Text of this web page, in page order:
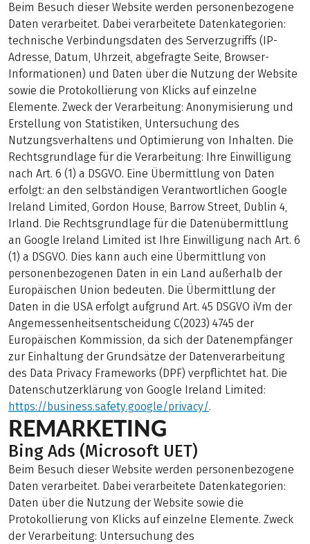
Beim Besuch dieser Website werden personenbezogene
Daten verarbeitet. Dabei verarbeitete Datenkategorien:
technische Verbindungsdaten des Serverzugriffs (IP-
Adresse, Datum, Uhrzeit, abgefragte Seite, Browser-
Informationen) und Daten über die Nutzung der Website
sowie die Protokollierung von Klicks auf einzelne
Elemente. Zweck der Verarbeitung: Anonymisierung und
Erstellung von Statistiken, Untersuchung des
Nutzungsverhaltens und Optimierung von Inhalten. Die
Rechtsgrundlage für die Verarbeitung: Ihre Einwilligung
nach Art. 6 (1) a DSGVO. Eine Übermittlung von Daten
erfolgt: an den selbständigen Verantwortlichen Google
Ireland Limited, Gordon House, Barrow Street, Dublin 4,
Irland. Die Rechtsgrundlage für die Datenübermittlung
an Google Ireland Limited ist Ihre Einwilligung nach Art. 6
(1) a DSGVO. Dies kann auch eine Übermittlung von
personenbezogenen Daten in ein Land außerhalb der
Europäischen Union bedeuten. Die Übermittlung der
Daten in die USA erfolgt aufgrund Art. 45 DSGVO iVm der
Angemessenheitsentscheidung C(2023) 4745 der
Europäischen Kommission, da sich der Datenempfänger
zur Einhaltung der Grundsätze der Datenverarbeitung
des Data Privacy Frameworks (DPF) verpflichtet hat. Die
Datenschutzerklärung von Google Ireland Limited:
https://business.safety.google/privacy/.
REMARKETING
Bing Ads (Microsoft UET)
Beim Besuch dieser Website werden personenbezogene
Daten verarbeitet. Dabei verarbeitete Datenkategorien:
Daten über die Nutzung der Website sowie die
Protokollierung von Klicks auf einzelne Elemente. Zweck
der Verarbeitung: Untersuchung des